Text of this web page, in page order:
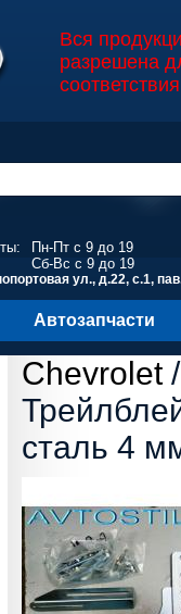
Вся
разрешена
Пн-Пт с 9 до 19
Сб-Вс с 9 до 19
ул., д.22, с.1,
Автозапчасти
Chevrolet
сталь 4